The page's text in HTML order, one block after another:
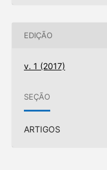
EDIÇÃO
v. 1 (2017)
SEÇÃO
ARTIGOS